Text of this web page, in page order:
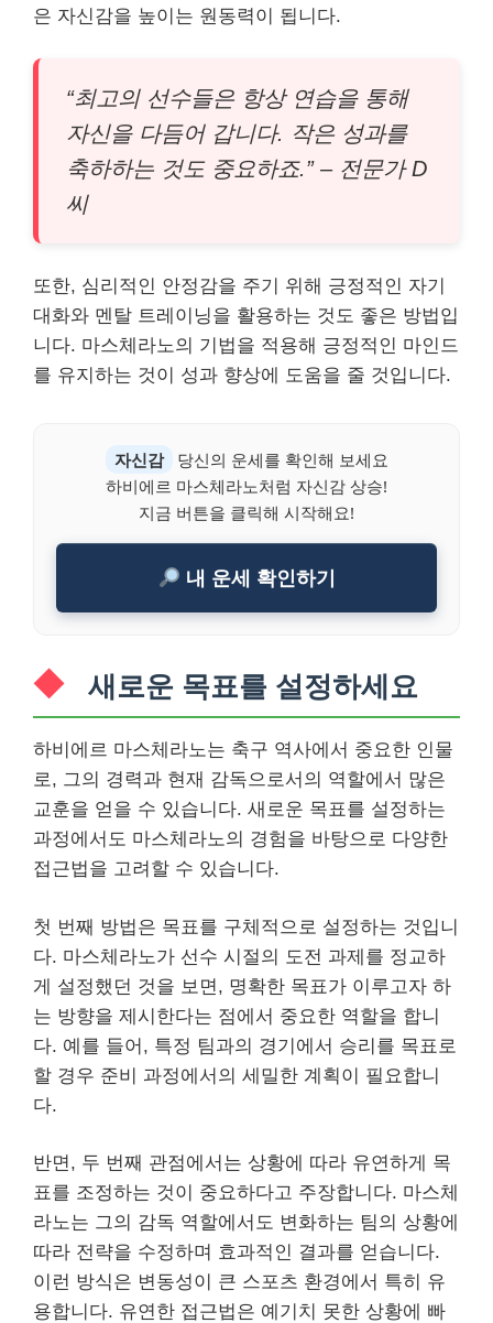
은 자신감을 높이는 원동력이 됩니다.
“최고의 선수들은 항상 연습을 통해
자신을 다듬어 갑니다. 작은 성과를
축하하는 것도 중요하죠.” – 전문가 D
씨
또한, 심리적인 안정감을 주기 위해 긍정적인 자기
대화와 멘탈 트레이닝을 활용하는 것도 좋은 방법입
니다. 마스체라노의 기법을 적용해 긍정적인 마인드
를 유지하는 것이 성과 향상에 도움을 줄 것입니다.
자신감
당신의 운세를 확인해 보세요
하비에르 마스체라노처럼 자신감 상승!
지금 버튼을 클릭해 시작해요!
내 운세 확인하기
새로운 목표를 설정하세요
하비에르 마스체라노는 축구 역사에서 중요한 인물
로, 그의 경력과 현재 감독으로서의 역할에서 많은
교훈을 얻을 수 있습니다. 새로운 목표를 설정하는
과정에서도 마스체라노의 경험을 바탕으로 다양한
접근법을 고려할 수 있습니다.
첫 번째 방법은 목표를 구체적으로 설정하는 것입니
다. 마스체라노가 선수 시절의 도전 과제를 정교하
게 설정했던 것을 보면, 명확한 목표가 이루고자 하
는 방향을 제시한다는 점에서 중요한 역할을 합니
다. 예를 들어, 특정 팀과의 경기에서 승리를 목표로
할 경우 준비 과정에서의 세밀한 계획이 필요합니
다.
반면, 두 번째 관점에서는 상황에 따라 유연하게 목
표를 조정하는 것이 중요하다고 주장합니다. 마스체
라노는 그의 감독 역할에서도 변화하는 팀의 상황에
따라 전략을 수정하며 효과적인 결과를 얻습니다.
이런 방식은 변동성이 큰 스포츠 환경에서 특히 유
용합니다. 유연한 접근법은 예기치 못한 상황에 빠